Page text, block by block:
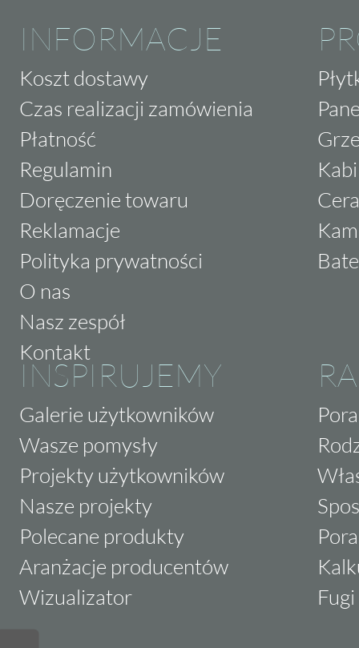
INFORMACJE
Koszt dostawy
Czas realizacji zamówienia
Płatność
Regulamin
Doręczenie towaru
Reklamacje
Polityka prywatności
O nas
Nasz zespół
Kontakt
INSPIRUJEMY
Galerie użytkowników
Wasze pomysły
Projekty użytkowników
Nasze projekty
Polecane produkty
Aranżacje producentów
Wizualizator